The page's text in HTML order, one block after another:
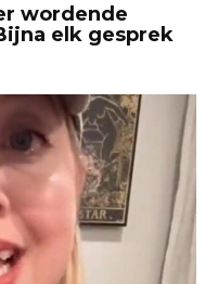
wordende
elk gesprek